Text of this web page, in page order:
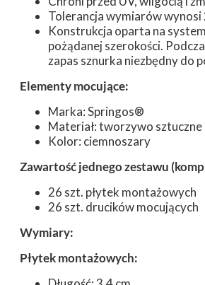
Tolerancja wymiarów wynosi
Konstrukcja oparta na
pożądanej szerokości.
zapas sznurka niezbędny do
Elementy mocujące:
Marka: Springos®
Materiał: tworzywo sztuczne
Kolor: ciemnoszary
Zawartość jednego zestawu
26 szt. płytek montażowych
26 szt. drucików mocujących
Wymiary:
Płytek montażowych: